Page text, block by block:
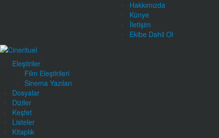
Hakkımızda
Künye
İletişim
Ekibe Dahil Ol
Eleştiriler
Film Eleştirileri
Sinema Yazıları
Dosyalar
Diziler
Keşfet
Listeler
Kitaplık